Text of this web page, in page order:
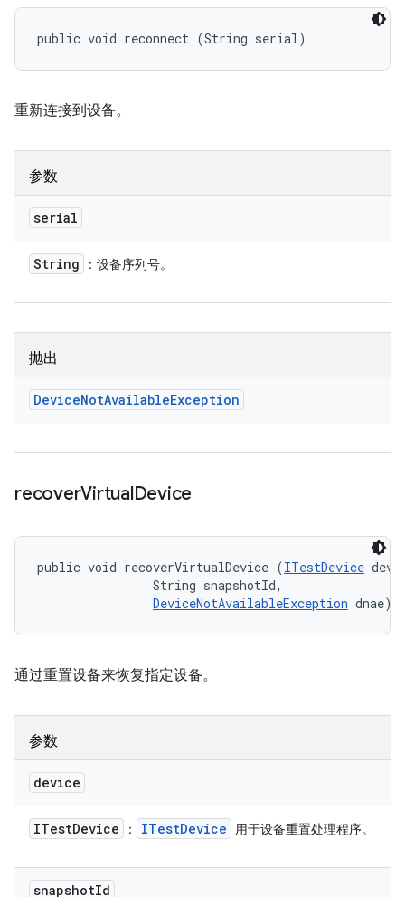
public void reconnect (String serial)
重新连接到设备。
参数
serial
String ：设备序列号。
抛出
DeviceNotAvailableException
recoverVirtualDevice
public void recoverVirtualDevice (ITestDevice
                String snapshotId,
DeviceNotAvailableException dnae)
通过重置设备来恢复指定设备。
参数
device
ITestDevice ： ITestDevice 用于设备重置处理程序。
snapshotId